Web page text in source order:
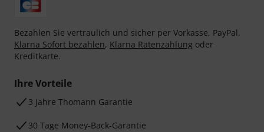
Bezahlen Sie vertraulich und sicher per Vorkasse, PayPal,
Klarna Sofort bezahlen, Klarna Ratenzahlung oder
Kreditkarte.
Ihre Vorteile
3 Jahre Thomann Garantie
30 Tage Money-Back-Garantie